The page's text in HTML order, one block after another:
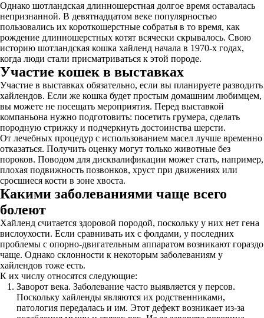
Однако шотландская длинношерстная долгое время оставалась
непризнанной. В девятнадцатом веке популярностью
пользовались их короткошерстные собратья в то время, как
рождение длинношерстных котят всячески скрывалось. Свою
историю шотландская кошка хайленд начала в 1970-х годах,
когда люди стали присматриваться к этой породе.
Участие кошек в выставках
Участие в выставках обязательно, если вы планируете разводить
хайлендов. Если же кошка будет простым домашним любимцем,
вы можете не посещать мероприятия. Перед выставкой
компаньона нужно подготовить: посетить грумера, сделать
породную стрижку и подчеркнуть достоинства шерсти.
От лечебных процедур с использованием масел лучше временно
отказаться. Получить оценку могут только животные без
пороков. Поводом для дисквалификации может стать, например,
плохая подвижность позвонков, хруст при движениях или
сросшиеся кости в зоне хвоста.
Какими заболеваниями чаще всего
болеют
Хайленд считается здоровой породой, поскольку у них нет гена
вислоухости. Если сравнивать их с фолдами, у последних
проблемы с опорно-двигательным аппаратом возникают гораздо
чаще. Однако склонности к некоторым заболеваниям у
хайлендов тоже есть.
К их числу относятся следующие:
Заворот века. Заболевание часто выявляется у персов.
Поскольку хайленды являются их родственниками,
патология передалась и им. Этот дефект возникает из-за